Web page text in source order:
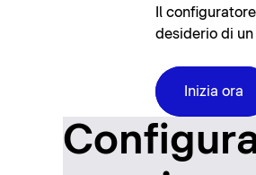
Il
desiderio di
Inizia ora